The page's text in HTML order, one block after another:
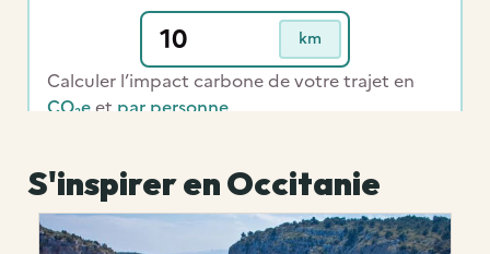
S'inspirer en Occitanie